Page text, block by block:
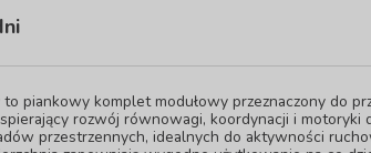
piankowy komplet modułowy przeznaczony do
rozwój równowagi, koordynacji i motoryki
przestrzennych, idealnych do aktywności